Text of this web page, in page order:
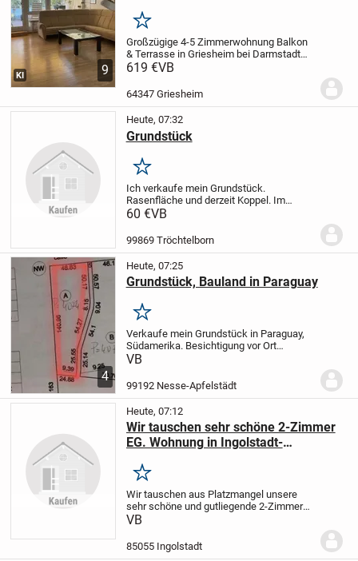
9
KI
Merken
Großzügige 4-5 Zimmerwohnung Balkon
& Terrasse in Griesheim bei Darmstadt
von privat zu
angebotenen Objekt handelt es sich um
619 €VB
64347 Griesheim
Heute, 07:32
Grundstück
Merken
Ich verkaufe mein Grundstück.
Rasenfläche und derzeit Koppel. Im
deklarierten Flächennutzungsplan der VG
so dass es zukünftig bebaut werden
kann. Nach Rücksprache...
60 €VB
99869 Tröchtelborn
4
Heute, 07:25
Grundstück, Bauland in Paraguay
Merken
Verkaufe mein Grundstück in Paraguay,
Südamerika. Besichtigung vor Ort
möglich, mein Onkel (wohnhaft in
Verkauf ab. Titel vorhanden. Er hat eine
Vollmacht von...
VB
99192 Nesse-Apfelstädt
Heute, 07:12
Wir tauschen sehr schöne 2-Zimmer
EG. Wohnung in Ingolstadt-
Merken
Wir tauschen aus Platzmangel unsere
sehr schöne und gutliegende 2-Zimmer
Erdgeschoß Wohnung mit 61m
Tiefgaragenplatz gegen älteres Haus.Die
Wohnung ist neu...
VB
85055 Ingolstadt